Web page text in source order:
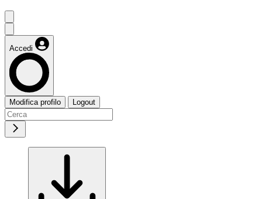
Accedi
Modifica profilo Logout